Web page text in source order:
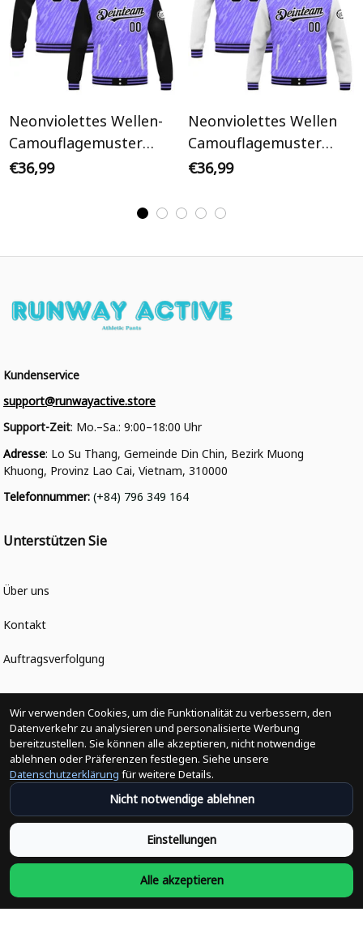
Neonviolettes Wellen-
Camouflagemuster
Schwarz Ärmel
€36,99
Neonviolettes Wellen
Camouflagemuster
Weißer Ärmel
College Jacke
€36,99
Kundenservice
support@runwayactive.store
Support-Zeit: Mo.–Sa.: 9:00–18:00 Uhr
Adresse: Lo Su Thang, Gemeinde Din Chin, Bezirk Muong
Khuong, Provinz Lao Cai, Vietnam, 310000
Telefonnummer: (+84) 796 349 164
Unterstützen Sie
Über uns
Kontakt
Auftragsverfolgung
Politiken
Änderungen der Bestellung
Versandpolitik
Rückerstattungsrichtlinie
Rückgabepolitik
Wir verwenden Cookies, um die Funktionalität zu verbessern, den
Datenverkehr zu analysieren und personalisierte Werbung
bereitzustellen. Sie können alle akzeptieren, nicht notwendige
ablehnen oder Präferenzen festlegen. Siehe unsere
Datenschutzerklärung für weitere Details.
Nicht notwendige ablehnen
Einstellungen
Alle akzeptieren